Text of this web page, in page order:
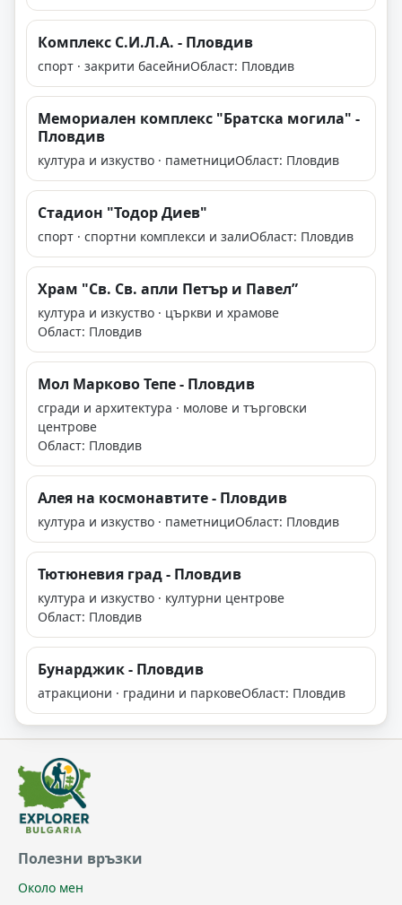
Комплекс С.И.Л.А. - Пловдив
спорт · закрити басейниОбласт: Пловдив
Мемориален комплекс "Братска могила" -
Пловдив
култура и изкуство · паметнициОбласт: Пловдив
Стадион "Тодор Диев"
спорт · спортни комплекси и залиОбласт: Пловдив
Храм "Св. Св. апли Петър и Павел”
култура и изкуство · църкви и храмове
Област: Пловдив
Мол Марково Тепе - Пловдив
сгради и архитектура · молове и търговски
центрове
Област: Пловдив
Алея на космонавтите - Пловдив
култура и изкуство · паметнициОбласт: Пловдив
Тютюневия град - Пловдив
култура и изкуство · културни центрове
Област: Пловдив
Бунарджик - Пловдив
атракциони · градини и парковеОбласт: Пловдив
Полезни връзки
Около мен